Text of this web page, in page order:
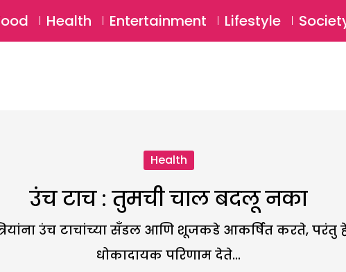
Health Entertainment Lifestyle
Health
उंच टाच : तुमची चाल बदलू नका
उंच टाचांच्या सँडल आणि शूजकडे आकर्षित करते, परंतु
धोकादायक परिणाम देते...